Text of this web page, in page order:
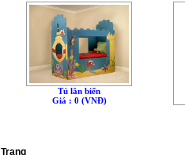
Tủ lân biển
Giá : 0 (VNÐ)